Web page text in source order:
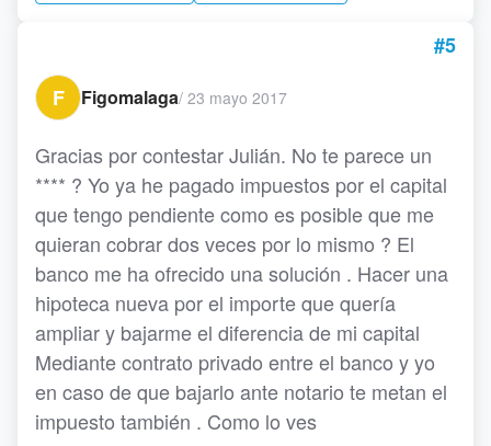
#5
F
Figomalaga/ 23 mayo 2017
Gracias por contestar Julián. No te parece un
**** ? Yo ya he pagado impuestos por el capital
que tengo pendiente como es posible que me
quieran cobrar dos veces por lo mismo ? El
banco me ha ofrecido una solución . Hacer una
hipoteca nueva por el importe que quería
ampliar y bajarme el diferencia de mi capital
Mediante contrato privado entre el banco y yo
en caso de que bajarlo ante notario te metan el
impuesto también . Como lo ves